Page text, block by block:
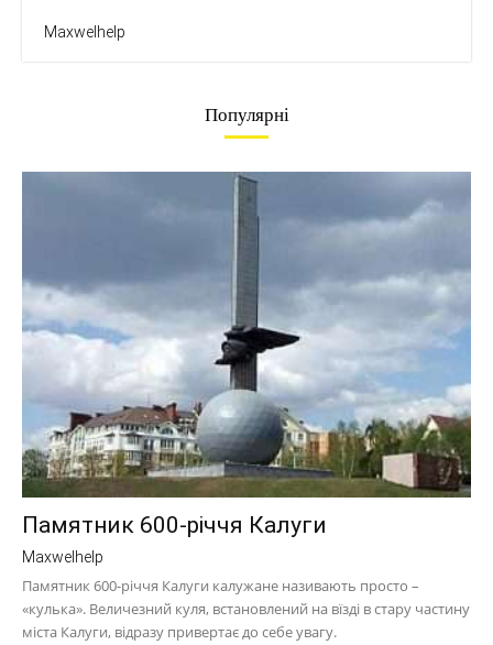
Maxwelhelp
Популярні
Памятник 600-річчя Калуги
Maxwelhelp
Памятник 600-річчя Калуги калужане називають просто –
«кулька». Величезний куля, встановлений на вїзді в стару частину
міста Калуги, відразу привертає до себе увагу.